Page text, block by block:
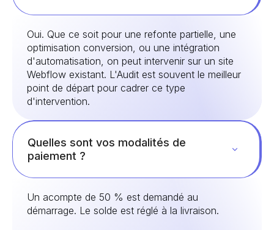
Oui. Que ce soit pour une refonte partielle, une
optimisation conversion, ou une intégration
d'automatisation, on peut intervenir sur un site
Webflow existant. L'Audit est souvent le meilleur
point de départ pour cadrer ce type
d'intervention.
Quelles sont vos modalités de
paiement ?
Un acompte de 50 % est demandé au
démarrage. Le solde est réglé à la livraison.